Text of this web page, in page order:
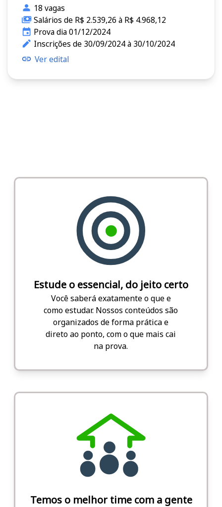
18 vagas
Salários de R$ 2.539,26 à R$ 4.968,12
Prova dia 01/12/2024
Inscrições de 30/09/2024 à 30/10/2024
Ver edital
Estude o essencial, do jeito certo
Você saberá exatamente o que e
como estudar. Nossos conteúdos são
organizados de forma prática e
direto ao ponto, com o que mais cai
na prova.
Temos o melhor time com a gente